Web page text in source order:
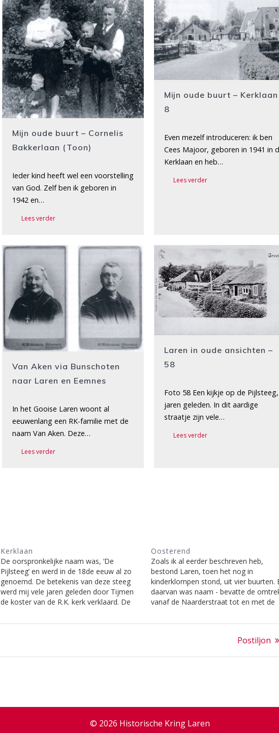
Mijn oude buurt – Cornelis
Bakkerlaan (Toon)
Ieder kind heeft wel een voorstelling
van God. Zelf ben ik geboren in
1942 en…
Lees verder
Mijn oude buurt – Kerklaan
8
Even mezelf introduceren: ik ben
Cees Majoor, geboren in 1941 in
Kerklaan en heb…
Lees verder
Van Aken via Bunschoten
naar Laren en Eemnes
In het Gooise Laren woont al
eeuwenlang een RK-familie met de
naam Van Aken. Deze…
Lees verder
Laren in oude ansichten –
58
Foto 58 Een kijkje op de Pijlsteeg,
jaren geleden. In dit aardige
straatje zijn vele…
Lees verder
Kerklaan
De oorspronkelijke naam was, ‘De
Pijlsteeg’ en werd in de 18de eeuw al zo
genoemd. De betekenis van deze steeg
werd mij vele jaren geleden door Tijmen
de koster van de R.K. kerk verklaard. De
betrouwbaar verteller die met het Larens
Oosterend
Zoals ik al eerder beschreven heb,
bestond Laren, toen het nog in
kinderklompen stond, uit vier buurten.
daarvan was naam - bevatte de
vanaf de Naarderstraat tot en met de
toen nog niet. Wel had men daar aan
Next
Postiljon
© 2026 Historische Kring Laren